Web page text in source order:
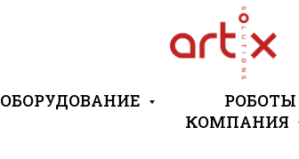
ОБОРУДОВАНИЕ РОБОТЫ
КОМПАНИЯ